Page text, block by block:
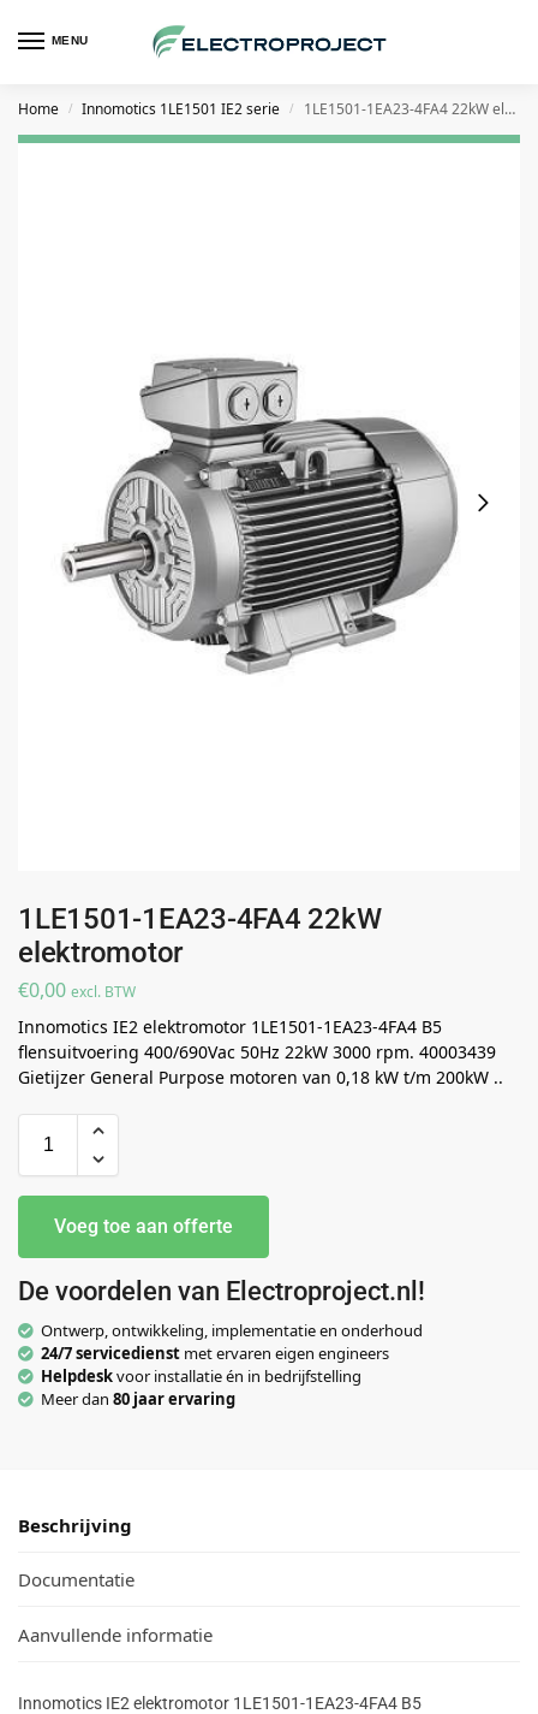
MENU
Home / Innomotics 1LE1501 IE2 serie / 1LE1501-1EA23-4FA4 22kW elektromotor
1LE1501-1EA23-4FA4 22kW
elektromotor
€0,00 excl. BTW
Innomotics IE2 elektromotor 1LE1501-1EA23-4FA4 B5
flensuitvoering 400/690Vac 50Hz 22kW 3000 rpm. 40003439
Gietijzer General Purpose motoren van 0,18 kW t/m 200kW ..
Voeg toe aan offerte
De voordelen van Electroproject.nl!
Ontwerp, ontwikkeling, implementatie en onderhoud
24/7 servicedienst met ervaren eigen engineers
Helpdeskvoor installatie én in bedrijfstelling
Meer dan 80 jaar ervaring
Beschrijving
Documentatie
Aanvullende informatie
Innomotics IE2 elektromotor 1LE1501-1EA23-4FA4 B5